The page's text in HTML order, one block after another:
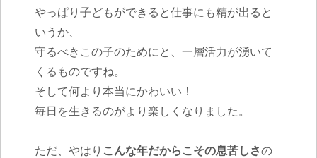
やっぱり子どもができると仕事にも精が出ると
いうか、
守るべきこの子のためにと、一層活力が湧いて
くるものですね。
そして何より本当にかわいい！
毎日を生きるのがより楽しくなりました。
ただ、やはり こんな年だからこその息苦しさの